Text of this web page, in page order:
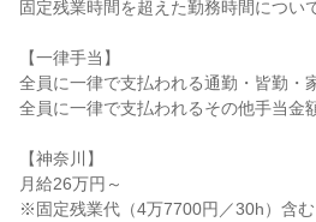
固定残業時間を超えた勤務時間につい
【一律手当】
全員に一律で支払われる通勤・皆勤・
全員に一律で支払われるその他手当金
【神奈川】
月給26万円～
※固定残業代（4万7700円／30h）含む